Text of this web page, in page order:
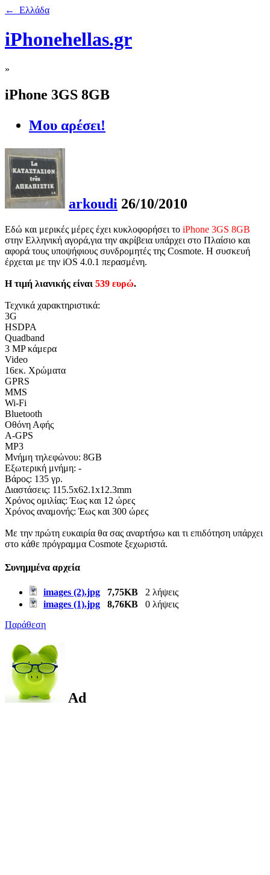
← Ελλάδα
iPhonehellas.gr
»
iPhone 3GS 8GB
Μου αρέσει!
arkoudi 26/10/2010
Εδώ και μερικές μέρες έχει κυκλοφορήσει το iPhone 3GS 8GB
στην Ελληνική αγορά,για την ακρίβεια υπάρχει στο Πλαίσιο και
αφορά τους υποψήφιους συνδρομητές της Cosmote. Η συσκευή
έρχεται με την iOS 4.0.1 περασμένη.
Η τιμή λιανικής είναι 539 ευρώ.
Τεχνικά χαρακτηριστικά:
3G
HSDPA
Quadband
3 MP κάμερα
Video
16εκ. Χρώματα
GPRS
MMS
Wi-Fi
Bluetooth
Οθόνη Αφής
A-GPS
MP3
Μνήμη τηλεφώνου: 8GB
Εξωτερική μνήμη: -
Βάρος: 135 γρ.
Διαστάσεις: 115.5x62.1x12.3mm
Χρόνος ομιλίας: Έως και 12 ώρες
Χρόνος αναμονής: Έως και 300 ώρες
Με την πρώτη ευκαιρία θα σας αναρτήσω και τι επιδότηση υπάρχει
στο κάθε πρόγραμμα Cosmote ξεχωριστά.
Συνημμένα αρχεία
images (2).jpg 7,75KB
2 λήψεις
images (1).jpg
8,76KB
0 λήψεις
Παράθεση
Ad